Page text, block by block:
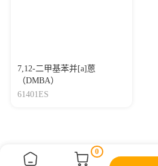
7,12-二甲基苯并[a]蒽
（DMBA）
61401ES
0